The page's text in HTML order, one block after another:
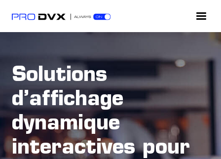
Solutions
d’affichage
dynamique
interactives pour